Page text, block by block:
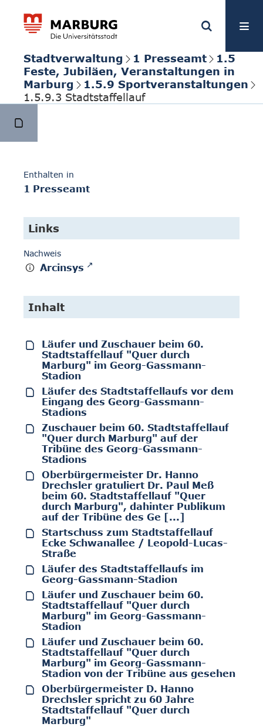
Stadtverwaltung 1 Presseamt
1.5
Feste, Jubiläen, Veranstaltungen in
Marburg
1.5.9 Sportveranstaltungen
1.5.9.3 Stadtstaffellauf
Enthalten in
1 Presseamt
Links
Nachweis
Arcinsys
Inhalt
Läufer und Zuschauer beim 60.
Stadtstaffellauf "Quer durch
Marburg" im Georg-Gassmann-
Stadion
Läufer des Stadtstaffellaufs vor dem
Eingang des Georg-Gassmann-
Stadions
Zuschauer beim 60. Stadtstaffellauf
"Quer durch Marburg" auf der
Tribüne des Georg-Gassmann-
Stadions
Oberbürgermeister Dr. Hanno
Drechsler gratuliert Dr. Paul Meß
beim 60. Stadtstaffellauf "Quer
durch Marburg", dahinter Publikum
auf der Tribüne des Ge [...]
Startschuss zum Stadtstaffellauf
Ecke Schwanallee / Leopold-Lucas-
Straße
Läufer des Stadtstaffellaufs im
Georg-Gassmann-Stadion
Läufer und Zuschauer beim 60.
Stadtstaffellauf "Quer durch
Marburg" im Georg-Gassmann-
Stadion
Läufer und Zuschauer beim 60.
Stadtstaffellauf "Quer durch
Marburg" im Georg-Gassmann-
Stadion von der Tribüne aus gesehen
Oberbürgermeister D. Hanno
Drechsler spricht zu 60 Jahre
Stadtstaffellauf "Quer durch
Marburg"